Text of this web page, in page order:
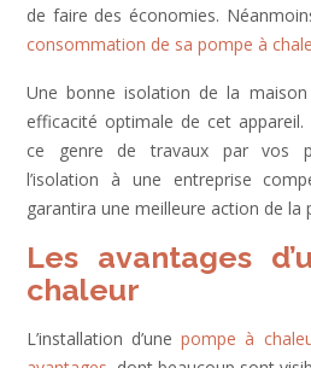
de faire des économies.
consommation de sa pompe à
Une bonne isolation de la
efficacité optimale de cet appareil.
ce genre de travaux par vos
l’isolation à une entreprise
garantira une meilleure action de la
Les avantages
chaleur
L’installation d’unepompe à